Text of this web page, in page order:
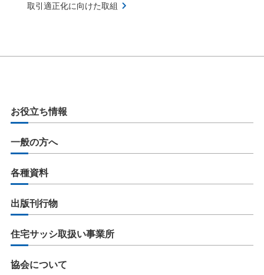
取引適正化に向けた取組
お役立ち情報
一般の方へ
各種資料
出版刊行物
住宅サッシ取扱い事業所
協会について